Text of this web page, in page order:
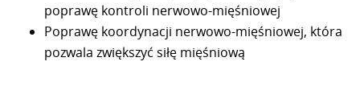
poprawę kontroli nerwowo-mięśniowej
Poprawę koordynacji nerwowo-mięśniowej, która
pozwala zwiększyć siłę mięśniową